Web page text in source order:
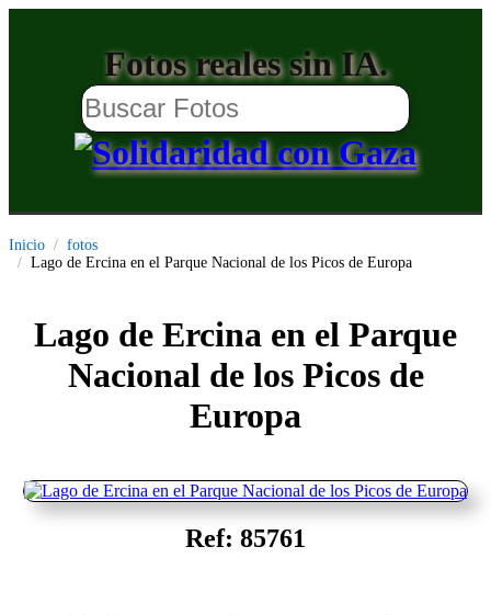
Fotos reales sin IA.
Inicio
fotos
Lago de Ercina en el Parque Nacional de los Picos de Europa
Lago de Ercina en el Parque
Nacional de los Picos de
Europa
Ref: 85761